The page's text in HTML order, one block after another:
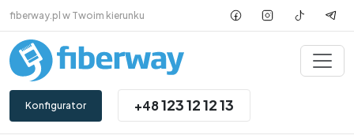
Przejdź do treści
fiberway.pl w Twoim kierunku
Konfigurator +48 123 12 12 13